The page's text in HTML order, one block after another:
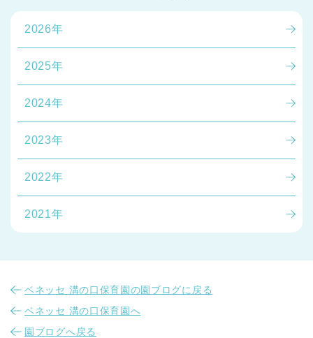
2026年
2025年
2024年
2023年
2022年
2021年
ベネッセ 溝の口保育園の園ブログに戻る
ベネッセ 溝の口保育園へ
園ブログへ戻る